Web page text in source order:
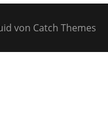
von Catch Themes